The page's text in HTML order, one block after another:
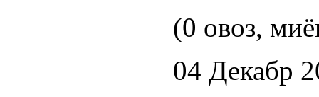
(0 овоз,
04 Декабр